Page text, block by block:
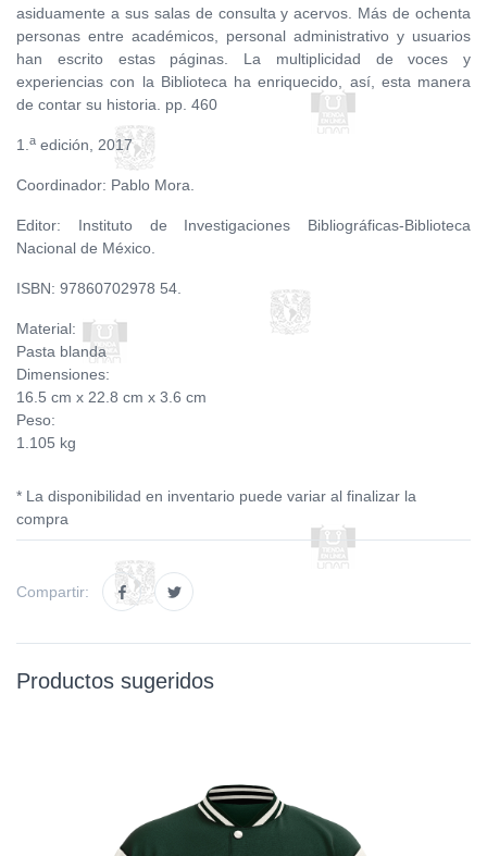
asiduamente a sus salas de consulta y acervos. Más de ochenta
personas entre académicos, personal administrativo y usuarios
han escrito estas páginas. La multiplicidad de voces y
experiencias con la Biblioteca ha enriquecido, así, esta manera
de contar su historia. pp. 460
1. a edición, 2017
Coordinador: Pablo Mora.
Editor: Instituto de Investigaciones Bibliográficas-Biblioteca
Nacional de México.
ISBN: 97860702978 54.
Material:
Pasta blanda
Dimensiones:
16.5 cm x 22.8 cm x 3.6 cm
Peso:
1.105 kg
* La disponibilidad en inventario puede variar al finalizar la
compra
Compartir:
Productos sugeridos